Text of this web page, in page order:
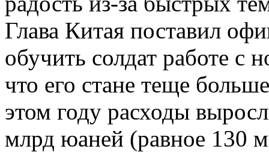
Глава Китая поставил
обучить солдат работе
что его стане теще
этом году расходы
млрд юаней (равное 130